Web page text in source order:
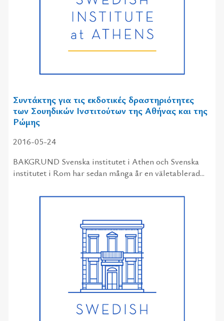
Συντάκτης για τις εκδοτικές δραστηριότητες
των Σουηδικών Ινστιτούτων της Αθήνας και της
Ρώμης
2016-05-24
BAKGRUND Svenska institutet i Athen och Svenska
institutet i Rom har sedan många år en väletablerad...